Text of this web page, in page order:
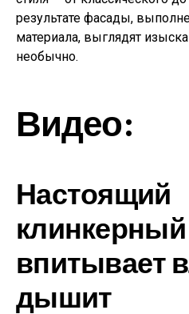
результате фасады,
материала, выглядят
необычно.
Видео:
Настоящий
впитывает
дышит